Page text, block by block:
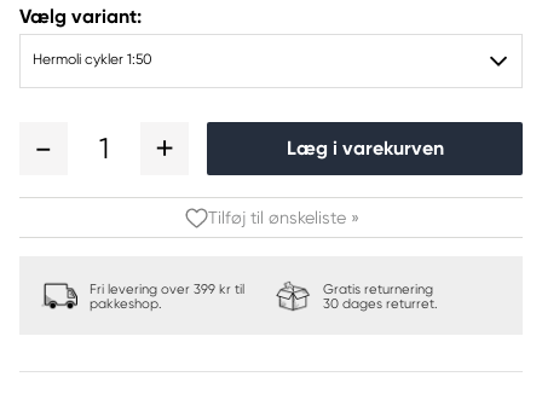
Vælg variant:
Hermoli cykler 1:50
1 Læg i varekurven
Tilføj til ønskeliste »
Fri levering over 399 kr til
pakkeshop.
Gratis returnering
30 dages returret.